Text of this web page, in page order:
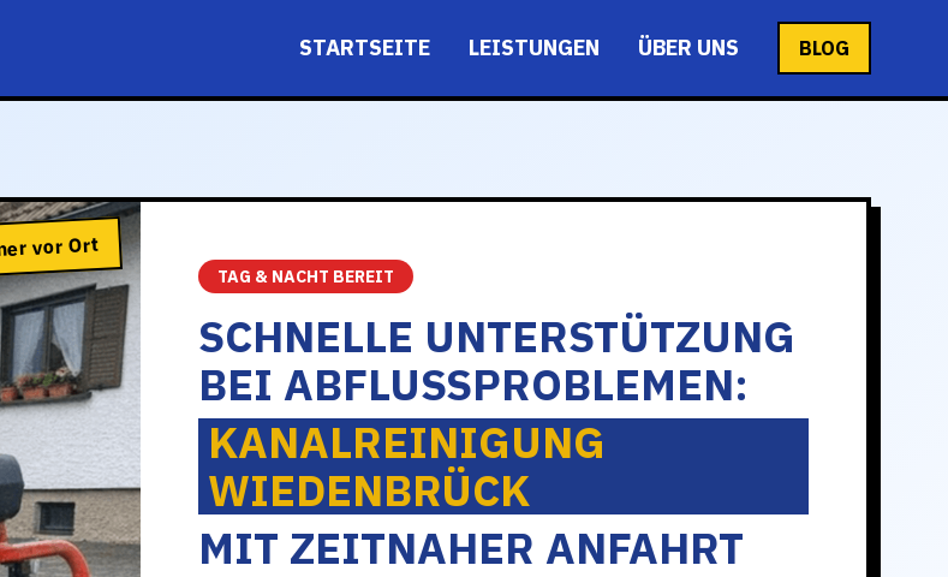
STARTSEITE LEISTUNGEN ÜBER UNS BLOG
vor Ort
TAG & NACHT BEREIT
SCHNELLE UNTERSTÜTZUNG
BEI ABFLUSSPROBLEMEN:
KANALREINIGUNG
WIEDENBRÜCK
MIT ZEITNAHER ANFAHRT